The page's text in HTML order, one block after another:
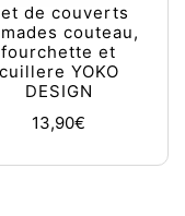
de couverts
couteau,
fourchette et
cuillere YOKO
DESIGN
13,90€